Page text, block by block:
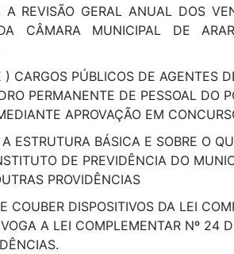
A REVISÃO GERAL ANUAL DOS
DA CÂMARA MUNICIPAL DE
CARGOS PÚBLICOS DE AGENTES
PERMANENTE DE PESSOAL DO
APROVAÇÃO EM
A ESTRUTURA BÁSICA E SOBRE O
DE PREVIDÊNCIA DO
PROVIDÊNCIAS
COUBER DISPOSITIVOS DA LEI
A LEI COMPLEMENTAR Nº 24